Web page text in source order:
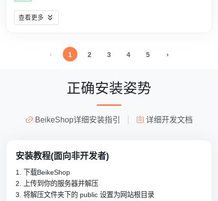
查看更多
‹ 1 2 3 4 5 ›
正确安装姿势
BeikeShop详细安装指引 详细开发文档
安装教程(面向非开发者)
1. 下载BeikeShop
2. 上传到你的服务器并解压
3. 将解压文件夹下的 public 设置为网站根目录